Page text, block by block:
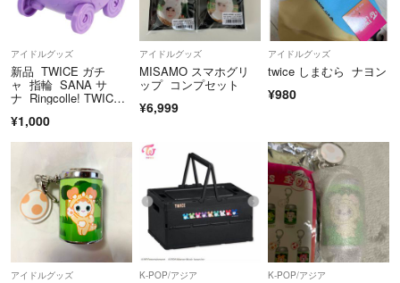
アイドルグッズ
新品 TWICE ガチ
ャ 指輪 SANA サ
ナ Ringcolle! TWIC
ン BABY LOVELYS
¥1,000
アイドルグッズ
MISAMO スマホグリ
ップ コンプセット
¥6,999
アイドルグッズ
twice しまむら ナヨン
¥980
アイドルグッズ K-POP/アジア K-POP/アジア